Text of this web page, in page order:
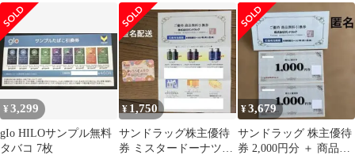
糖 コーヒー 無料引換
券60枚
¥3,299
gIo HILOサンプル無料
タバコ 7枚
¥ 1,750
サンドラッグ株主優待
券 ミスタードーナツパ
¥3,679
サンドラッグ 株主優待
券 2,000円分 ＋ 商品無